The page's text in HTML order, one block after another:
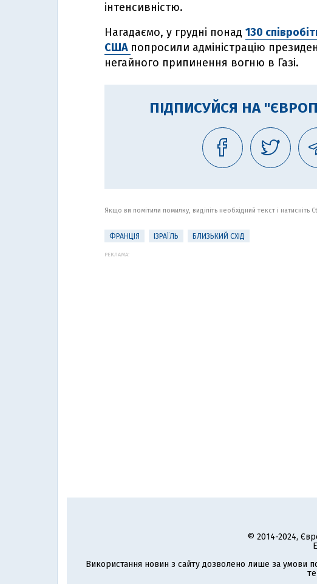
інтенсивністю.
Нагадаємо, у грудні понад 130
США попросили адміністрацію
негайного припинення вогню в Газі.
ПІДПИСУЙСЯ НА
Якщо ви помітили помилку, виділіть необхідний текст і
ФРАНЦІЯ ІЗРАЇЛЬ БЛИЗЬКИЙ СХІД
РЕКЛАМА:
© 2014-2024,
Використання новин з сайту дозволено лише за умови